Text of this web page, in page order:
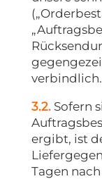
verbindlich.
3.2. Sofern
ergibt, ist
Tagen